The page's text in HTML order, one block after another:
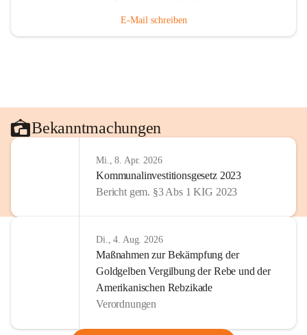
E-Mail schreiben
Bekanntmachungen
Mi., 8. Apr. 2026
Kommunalinvestitionsgesetz 2023
Bericht gem. §3 Abs 1 KIG 2023
Di., 4. Aug. 2026
Maßnahmen zur Bekämpfung der
Goldgelben Vergilbung der Rebe und der
Amerikanischen Rebzikade
Verordnungen